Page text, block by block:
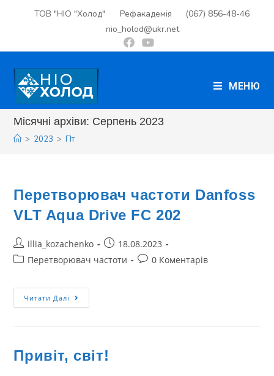
ТОВ "НІО "Холод" Рефакадемія
(067) 856-48-46
nio_holod@ukr.net
МЕНЮ
Місячні архіви: Серпень 2023
> 2023 > Пт
Перетворювач частоти Danfoss
VLT Aqua Drive FC 202
illia_kozachenko
18.08.2023
Перетворювач частоти
0 Коментарів
Читати Далі
Привіт, світ!